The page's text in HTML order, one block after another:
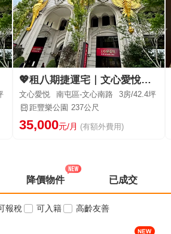
💖租八期捷運宅｜文心愛悅高樓景觀三房平車
文心愛悦 南屯區-文心南路 3房/42.4坪
距豐樂公園 237公尺
35,000元/月 (有額外費用)
降價物件 已成交
報稅 可入籍 高齡友善